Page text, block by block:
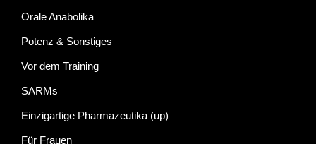
Orale Anabolika
Potenz & Sonstiges
Vor dem Training
SARMs
Einzigartige Pharmazeutika (up)
Für Frauen